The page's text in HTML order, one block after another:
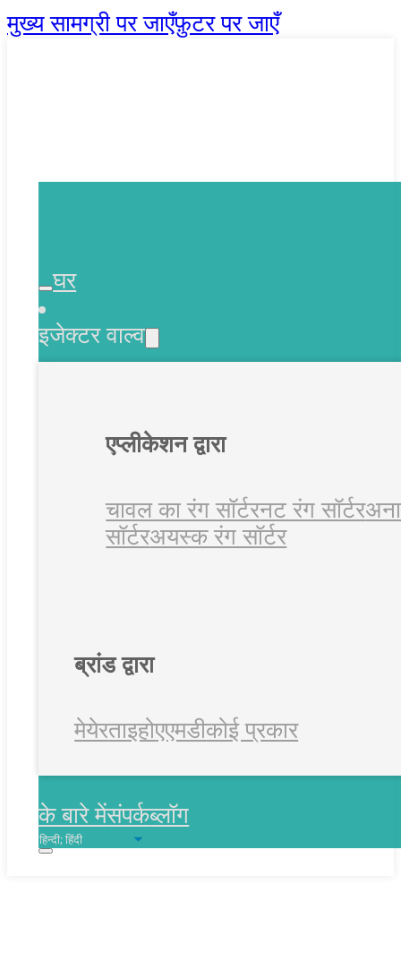
मुख्य सामग्री पर जाएँफ़ुटर पर जाएँ
घर
इजेक्टर वाल्व
एप्लीकेशन द्वारा
चावल का रंग सॉर्टरनट रंग सॉर्टर
सॉर्टरअयस्क रंग सॉर्टर
ब्रांड द्वारा
मेयेरताइहोएएमडीकोई प्रकार
के बारे मेंसंपर्कब्लॉग